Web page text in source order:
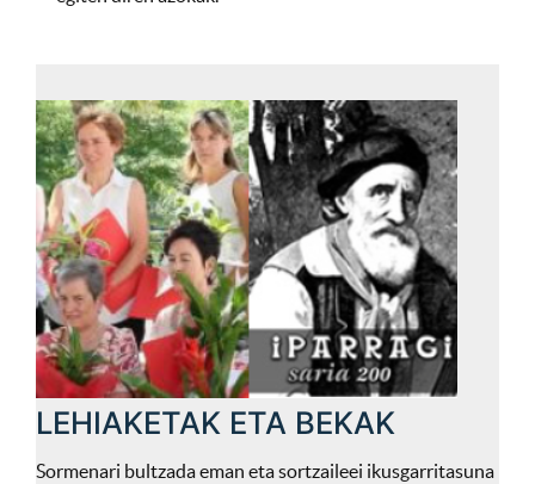
LEHIAKETAK ETA BEKAK
Sormenari bultzada eman eta sortzaileei ikusgarritasuna